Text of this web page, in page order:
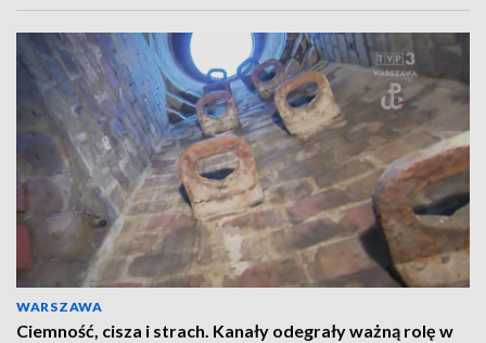
WARSZAWA
Ciemność, cisza i strach. Kanały odegrały ważną rolę w